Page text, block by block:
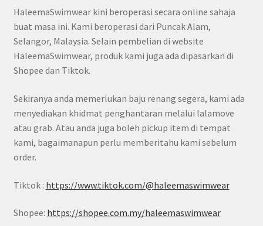
HaleemaSwimwear kini beroperasi secara online sahaja
buat masa ini. Kami beroperasi dari Puncak Alam,
Selangor, Malaysia. Selain pembelian di website
HaleemaSwimwear, produk kami juga ada dipasarkan di
Shopee dan Tiktok.
Sekiranya anda memerlukan baju renang segera, kami ada
menyediakan khidmat penghantaran melalui lalamove
atau grab. Atau anda juga boleh pickup item di tempat
kami, bagaimanapun perlu memberitahu kami sebelum
order.
Tiktok : https://www.tiktok.com/@haleemaswimwear
Shopee: https://shopee.com.my/haleemaswimwear